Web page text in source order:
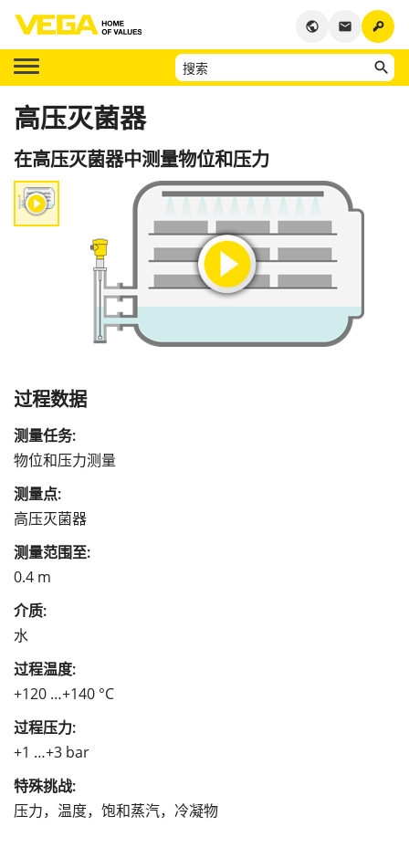
key
email
public
高压灭菌器
在高压灭菌器中测量物位和压力
过程数据
测量任务:
物位和压力测量
测量点:
高压灭菌器
测量范围至:
0.4 m
介质:
水
过程温度:
+120 …+140 °C
过程压力:
+1 …+3 bar
特殊挑战:
压力，温度，饱和蒸汽，冷凝物